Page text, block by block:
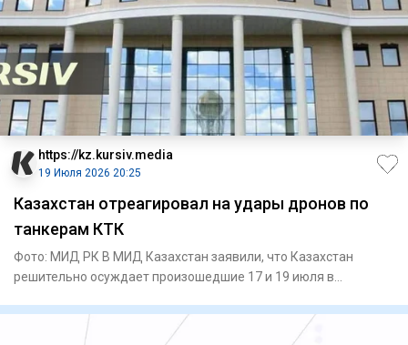
https://kz.kursiv.media
19 Июля 2026 20:25
Казахстан отреагировал на удары дронов по
танкерам КТК
Фото: МИД РК В МИД Казахстан заявили, что Казахстан
решительно осуждает произошедшие 17 и 19 июля в